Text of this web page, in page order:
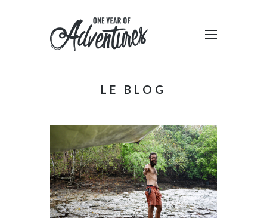
LE BLOG